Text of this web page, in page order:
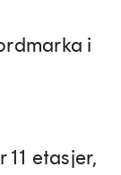
i
etasjer,